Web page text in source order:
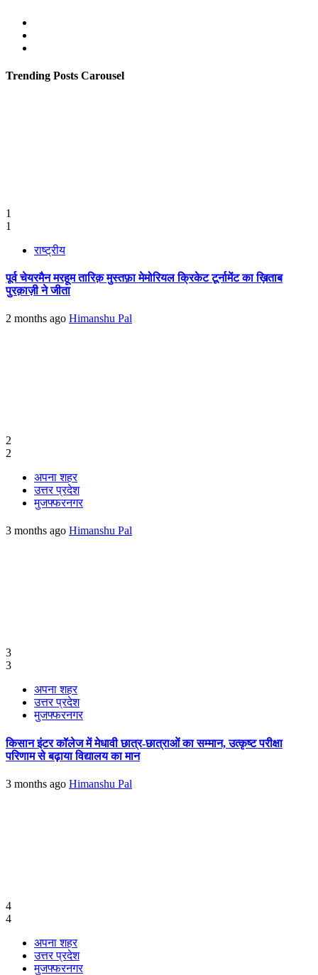
Trending Posts Carousel
1
1
राष्ट्रीय
पूर्व चेयरमैन मरहूम तारिक़ मुस्तफ़ा मेमोरियल क्रिकेट टूर्नामेंट का ख़िताब
पुरक़ाज़ी ने जीता
2 months ago Himanshu Pal
2
2
अपना शहर
उत्तर प्रदेश
मुजफ्फरनगर
3 months ago Himanshu Pal
3
3
अपना शहर
उत्तर प्रदेश
मुजफ्फरनगर
किसान इंटर कॉलेज में मेधावी छात्र-छात्राओं का सम्मान, उत्कृष्ट परीक्षा
परिणाम से बढ़ाया विद्यालय का मान
3 months ago Himanshu Pal
4
4
अपना शहर
उत्तर प्रदेश
मुजफ्फरनगर